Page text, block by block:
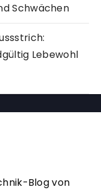
Schwächen
Lebewohl
Blog von